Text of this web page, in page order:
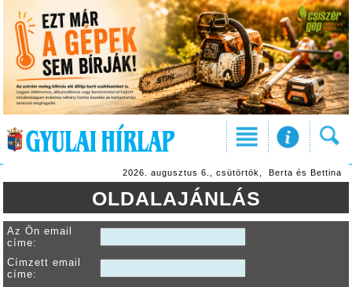
2026. augusztus 6., csütörtök, Berta és Bettina
OLDALAJÁNLÁS
Az Ön email
címe:
Címzett email
címe: